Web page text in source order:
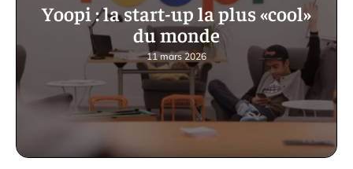
Yoopi : la start-up la plus «cool»
du monde
11 mars 2026